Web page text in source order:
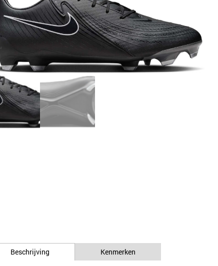
Beschrijving Kenmerken